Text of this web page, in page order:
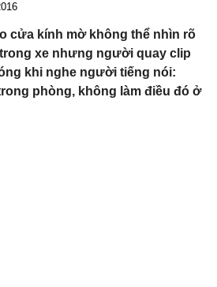
cửa kính mờ không thể nhìn rõ
xe nhưng người quay clip
khi nghe người tiếng nói:
phòng, không làm điều đó ở